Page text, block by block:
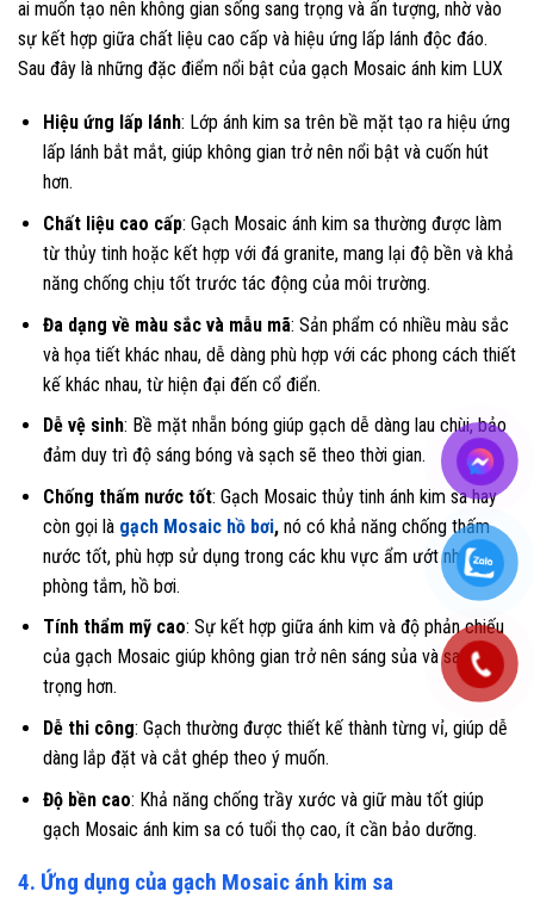
ai muốn tạo nên không gian sống sang trọng và ấn tượng, nhờ vào
sự kết hợp giữa chất liệu cao cấp và hiệu ứng lấp lánh độc đáo.
Sau đây là những đặc điểm nổi bật của gạch Mosaic ánh kim LUX
Hiệu ứng lấp lánh: Lớp ánh kim sa trên bề mặt tạo ra hiệu ứng
lấp lánh bắt mắt, giúp không gian trở nên nổi bật và cuốn hút
hơn.
Chất liệu cao cấp: Gạch Mosaic ánh kim sa thường được làm
từ thủy tinh hoặc kết hợp với đá granite, mang lại độ bền và khả
năng chống chịu tốt trước tác động của môi trường.
Đa dạng về màu sắc và mẫu mã: Sản phẩm có nhiều màu sắc
và họa tiết khác nhau, dễ dàng phù hợp với các phong cách thiết
kế khác nhau, từ hiện đại đến cổ điển.
Dễ vệ sinh: Bề mặt nhẵn bóng giúp gạch dễ dàng lau chùi, bảo
đảm duy trì độ sáng bóng và sạch sẽ theo thời gian.
Chống thấm nước tốt: Gạch Mosaic thủy tinh ánh kim sa hay
còn gọi là gạch Mosaic hồ bơi,nó có khả năng chống thấm
nước tốt, phù hợp sử dụng trong các khu vực ẩm ướt như
phòng tắm, hồ bơi.
Tính thẩm mỹ cao: Sự kết hợp giữa ánh kim và độ phản chiếu
của gạch Mosaic giúp không gian trở nên sáng sủa và sang
trọng hơn.
Dễ thi công: Gạch thường được thiết kế thành từng vỉ, giúp dễ
dàng lắp đặt và cắt ghép theo ý muốn.
Độ bền cao: Khả năng chống trầy xước và giữ màu tốt giúp
gạch Mosaic ánh kim sa có tuổi thọ cao, ít cần bảo dưỡng.
4. Ứng dụng của gạch Mosaic ánh kim sa